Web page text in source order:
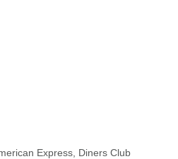
Express Diners Club